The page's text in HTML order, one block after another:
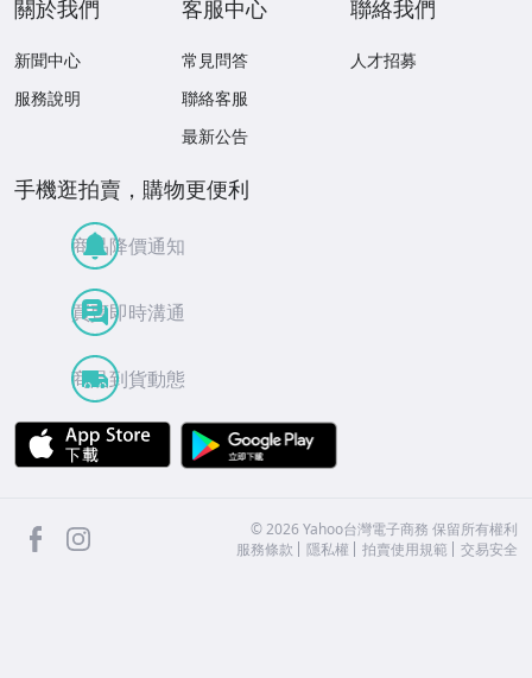
關於我們
新聞中心
服務說明
客服中心
常見問答
聯絡客服
最新公告
聯絡我們
人才招募
手機逛拍賣，購物更便利
商品降價通知
買賣即時溝通
商品到貨動態
APP Store
facebook ©2026 Yahoo台灣電子商務 保留所有權利
服務條款
隱私權 拍賣使用規範 交易安全